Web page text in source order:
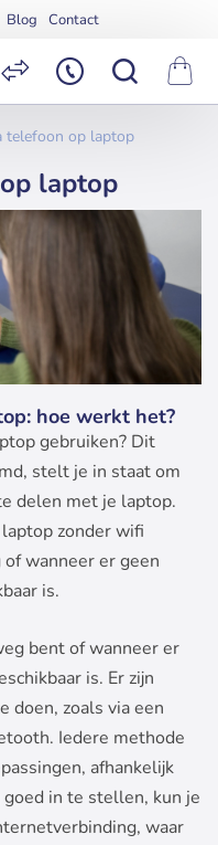
Blog Contact
telefoon op laptop
laptop
hoe werkt het?
gebruiken? Dit
stelt je in staat om
delen met je laptop.
zonder wifi
wanneer er geen
is.
bent of wanneer er
is. Er zijn
doen, zoals via een
Iedere methode
afhankelijk
in te stellen, kun je
waar